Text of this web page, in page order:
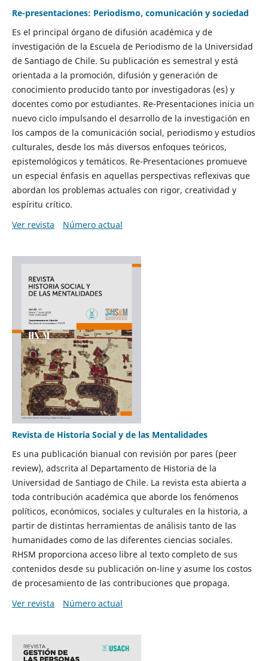
Re-presentaciones: Periodismo, comunicación y sociedad
Es el principal órgano de difusión académica y de
investigación de la Escuela de Periodismo de la Universidad
de Santiago de Chile. Su publicación es semestral y está
orientada a la promoción, difusión y generación de
conocimiento producido tanto por investigadoras (es) y
docentes como por estudiantes. Re-Presentaciones inicia un
nuevo ciclo impulsando el desarrollo de la investigación en
los campos de la comunicación social, periodismo y estudios
culturales, desde los más diversos enfoques teóricos,
epistemológicos y temáticos. Re-Presentaciones promueve
un especial énfasis en aquellas perspectivas reflexivas que
abordan los problemas actuales con rigor, creatividad y
espíritu crítico.
Ver revista
Número actual
Revista de Historia Social y de las Mentalidades
Es una publicación bianual con revisión por pares (peer
review), adscrita al Departamento de Historia de la
Universidad de Santiago de Chile. La revista esta abierta a
toda contribución académica que aborde los fenómenos
políticos, económicos, sociales y culturales en la historia, a
partir de distintas herramientas de análisis tanto de las
humanidades como de las diferentes ciencias sociales.
RHSM proporciona acceso libre al texto completo de sus
contenidos desde su publicación on-line y asume los costos
de procesamiento de las contribuciones que propaga.
Ver revista
Número actual